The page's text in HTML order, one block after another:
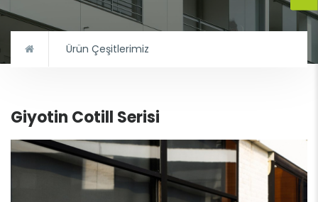
Ürün Çeşitlerimiz
Giyotin Cotill Serisi